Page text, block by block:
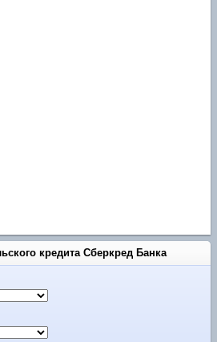
кредита Сберкред Банка